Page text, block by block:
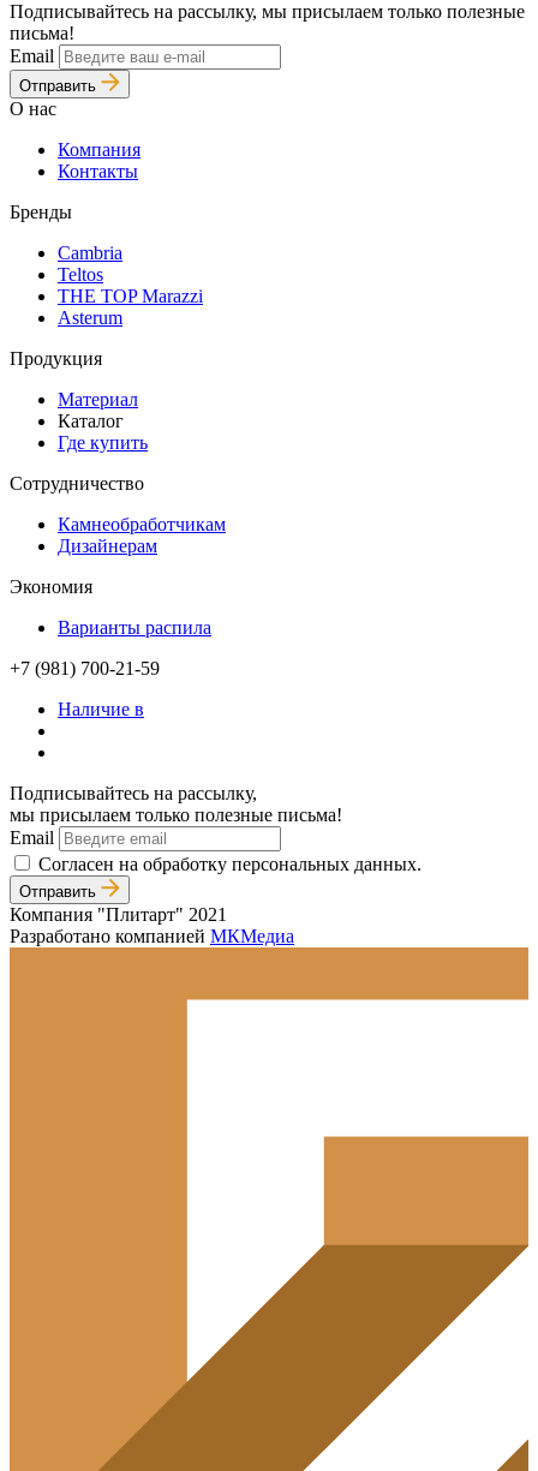
Подписывайтесь на рассылку, мы присылаем только полезные
письма!
Email
Отправить
О нас
Компания
Контакты
Бренды
Cambria
Teltos
THE TOP Marazzi
Asterum
Продукция
Материал
Каталог
Где купить
Сотрудничество
Камнеобработчикам
Дизайнерам
Экономия
Варианты распила
+7 (981) 700-21-59
Наличие в
Подписывайтесь на рассылку,
мы присылаем только полезные письма!
Email
Согласен на обработку персональных данных.
Отправить
Компания "Плитарт" 2021
Разработано компанией МКМедиа